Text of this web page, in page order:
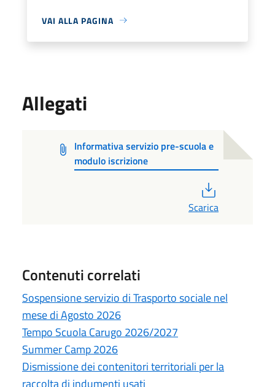
VAI ALLA PAGINA
Allegati
Informativa servizio pre-scuola e
modulo iscrizione
Scarica
Contenuti correlati
Sospensione servizio di Trasporto sociale nel
mese di Agosto 2026
Tempo Scuola Carugo 2026/2027
Summer Camp 2026
Dismissione dei contenitori territoriali per la
raccolta di indumenti usati